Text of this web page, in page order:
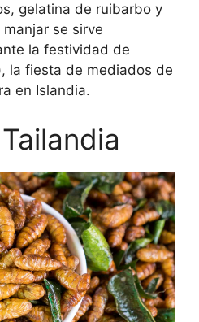
gelatina de ruibarbo y
se sirve
la festividad de
la fiesta de mediados de
en Islandia.